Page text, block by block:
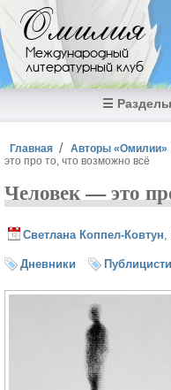
Перейти к основному
Омилия
Международный
литературный клуб
☰
Вы здесь
Главная Авторы «Омилии»
это про то, что возможно всё
Человек — это
Светлана Коппел-Ковтун
Дневники